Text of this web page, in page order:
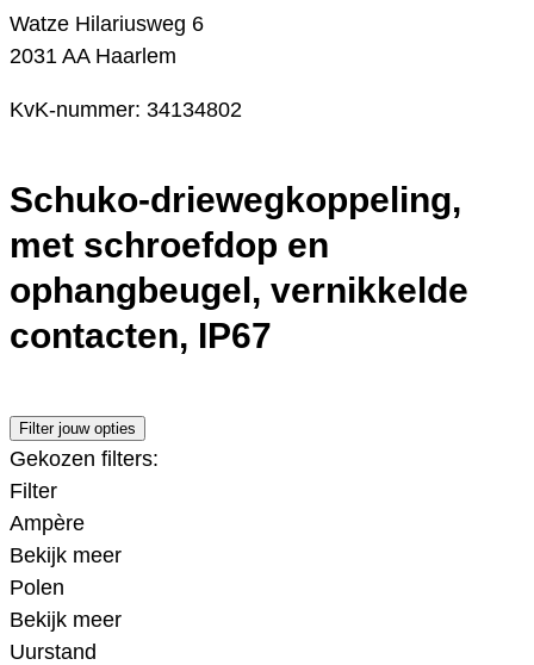
Watze Hilariusweg 6
2031 AA Haarlem
KvK-nummer: 34134802
Schuko-driewegkoppeling,
met schroefdop en
ophangbeugel, vernikkelde
contacten, IP67
Filter jouw opties
Gekozen filters:
Filter
Ampère
Bekijk meer
Polen
Bekijk meer
Uurstand